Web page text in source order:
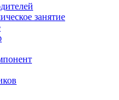
занятие